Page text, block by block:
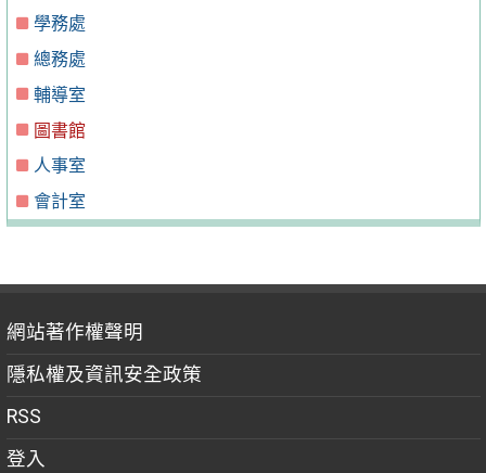
學務處
總務處
輔導室
圖書館
人事室
會計室
網站著作權聲明
隱私權及資訊安全政策
RSS
登入